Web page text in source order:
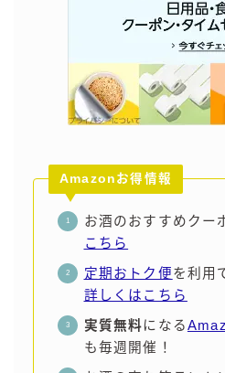
Amazonお得情報
お酒のおすすめクー
こちら
定期おトク便を利用
詳しくはこちら
実質無料になる
も毎週開催！